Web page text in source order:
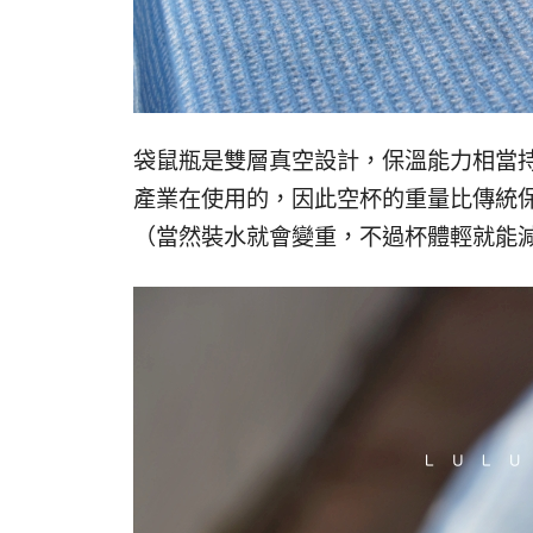
袋鼠瓶是雙層真空設計，保溫能力相當
產業在使用的，因此空杯的重量比傳統
（當然裝水就會變重，不過杯體輕就能